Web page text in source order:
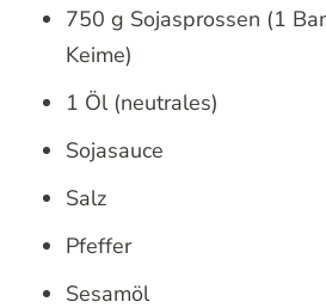
750 g Sojasprossen (1
Keime)
1 Öl (neutrales)
Sojasauce
Salz
Pfeffer
Sesamöl